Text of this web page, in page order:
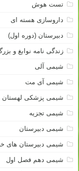
تست هوش
داروسازی هسته ای
دبیرستان (دوره اول)
زندگی نامه نوابغ و
شیمی آلی
شیمی آی مت
شیمی پزشکی لهستان
شیمی تجزیه
شیمی دبیرستان
شیمی دبیرستان های
شیمی دهم فصل اول